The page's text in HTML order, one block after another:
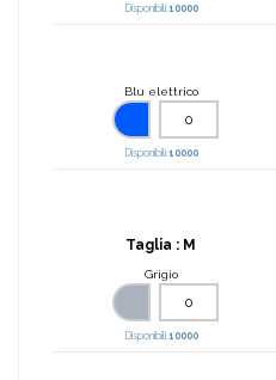
Disponibili:10000
Blu elettrico
Disponibili:10000
Taglia : M
Grigio
Disponibili:10000